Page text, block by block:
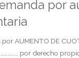
por
AUMENTO DE
por derecho